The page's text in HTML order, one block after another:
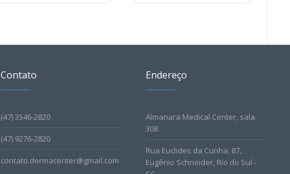
Contato
(47) 3546-2820
(47) 9276-2820
contato.dermacenter@gmail.com
Endereço
Almanara Medical Center, sala
308
Rua Euclides da Cunha, 87,
Eugênio Schneider, Rio do Sul -